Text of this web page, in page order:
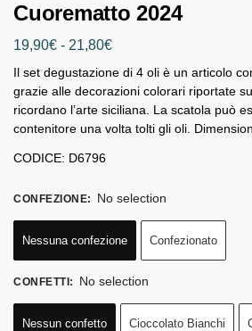
Cuorematto 2024
19,90€ - 21,80€
Il set degustazione di 4 oli è un articolo
grazie alle decorazioni colorari riportate
ricordano l’arte siciliana. La scatola può
contenitore una volta tolti gli oli.
CODICE: D6796
CONFEZIONE: No selection
Nessuna confezione Confezionato
CONFETTI: No selection
Nessun confetto Cioccolato Bianchi